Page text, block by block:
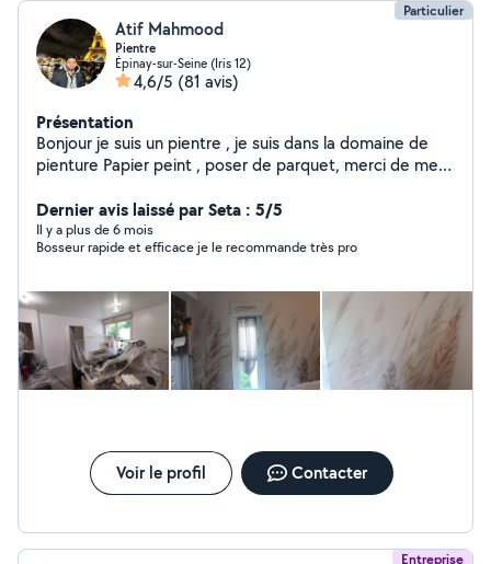
Particulier
Atif Mahmood
Pientre
Épinay-sur-Seine (Iris 12)
4,6/5 (81 avis)
Présentation
Bonjour je suis un pientre , je suis dans la domaine de
pienture Papier peint , poser de parquet, merci de me
Dernier avis laissé par Seta : 5/5
Il y a plus de 6 mois
Bosseur rapide et efficace je le recommande très pro
Voir le profil Contacter
Entreprise